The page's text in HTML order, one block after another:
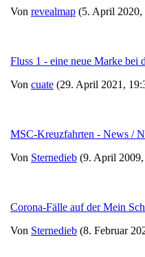
Von revealmap (5. April 2020,
Fluss 1 - eine neue Marke bei
Von cuate (29. April 2021,
MSC-Kreuzfahrten - News /
Von Sternedieb (9. April
Corona-Fälle auf der Mein
Von Sternedieb (8. Februar